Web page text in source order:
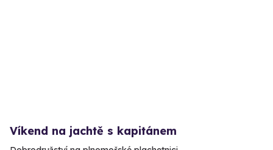
Víkend na jachtě s kapitánem